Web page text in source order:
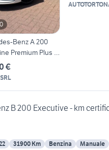
Benz A 200
Premium Plus E
€
B 200 Executive - km
31900 Km Benzina Manuale